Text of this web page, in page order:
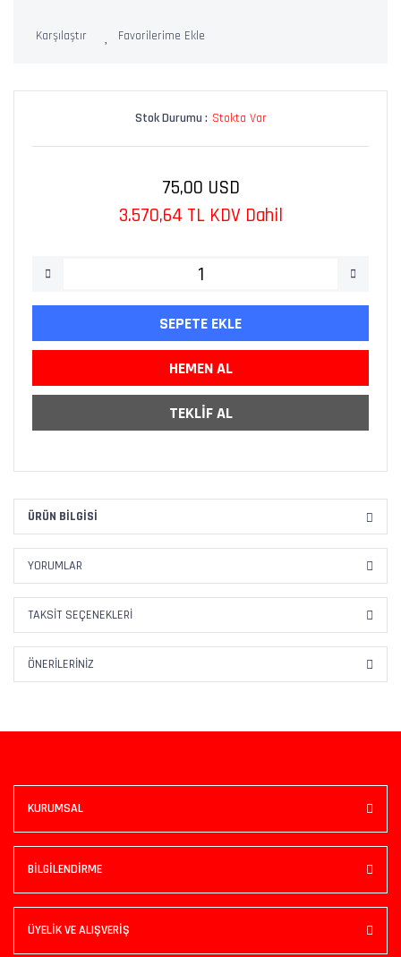
Karşılaştır
Stok Durumu : Stokta Var
75,00 USD
3.570,64 TL KDV Dahil
SEPETE EKLE
HEMEN AL
TEKLİF AL
ÜRÜN BILGISI
YORUMLAR
TAKSIT SEÇENEKLERI
ÖNERILERINIZ
KURUMSAL
BİLGİLENDİRME
ÜYELİK VE ALIŞVERİŞ